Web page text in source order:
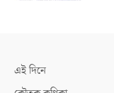
এই দিনে